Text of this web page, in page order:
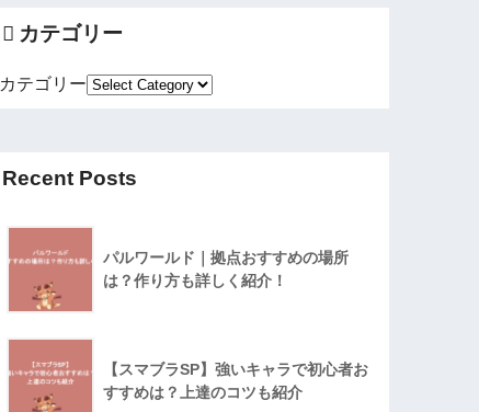
カテゴリー
カテゴリー
Recent Posts
パルワールド｜拠点おすすめの場所
は？作り方も詳しく紹介！
【スマブラSP】強いキャラで初心者お
すすめは？上達のコツも紹介